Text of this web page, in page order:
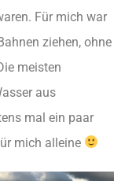
Für mich war
ziehen, ohne
meisten
aus
mal ein paar
mich alleine